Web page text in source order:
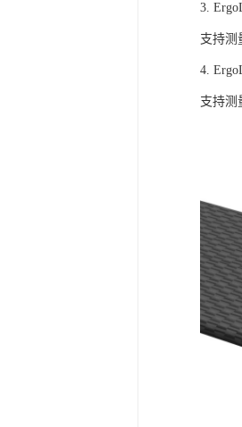
3.
支持测
4.
支持测